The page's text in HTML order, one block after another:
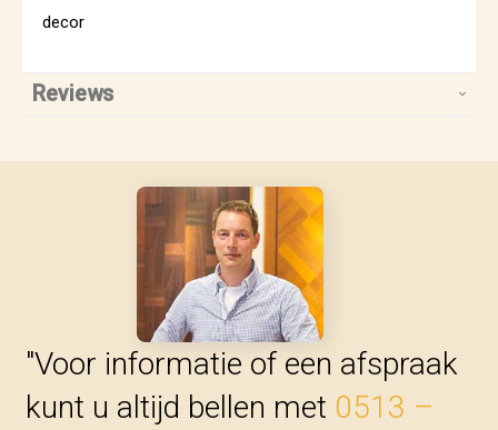
decor
Reviews
"Voor informatie of een afspraak
kunt u altijd bellen met 0513 –